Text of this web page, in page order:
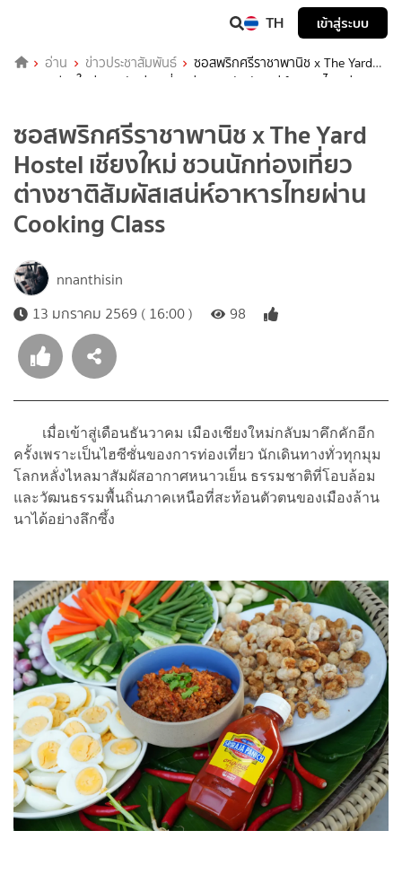
TH เข้าสู่ระบบ
อ่าน ข่าวประชาสัมพันธ์
ซอสพริกศรีราชาพานิช x The Yard
Hostel เชียงใหม่ ชวนนักท่องเที่ยวต่างชาติสัมผัสเสน่ห์อาหารไทยผ่าน
ซอสพริกศรีราชาพานิช x The Yard
Hostel เชียงใหม่ ชวนนักท่องเที่ยว
ต่างชาติสัมผัสเสน่ห์อาหารไทยผ่าน
Cooking Class
nnanthisin
13 มกราคม 2569 ( 16:00 )
98
เมื่อเข้าสู่เดือนธันวาคม เมืองเชียงใหม่กลับมาคึกคักอีก
ครั้งเพราะเป็นไฮซีซั่นของการท่องเที่ยว นักเดินทางทั่วทุกมุม
โลกหลั่งไหลมาสัมผัสอากาศหนาวเย็น ธรรมชาติที่โอบล้อม
และวัฒนธรรมพื้นถิ่นภาคเหนือที่สะท้อนตัวตนของเมืองล้าน
นาได้อย่างลึกซึ้ง